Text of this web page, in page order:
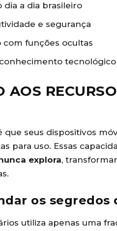
dia a dia brasileiro
e segurança
funções ocultas
tecnológico
AOS
que seus dispositivos
para uso. Essas
explora,
os segredos
utiliza apenas uma